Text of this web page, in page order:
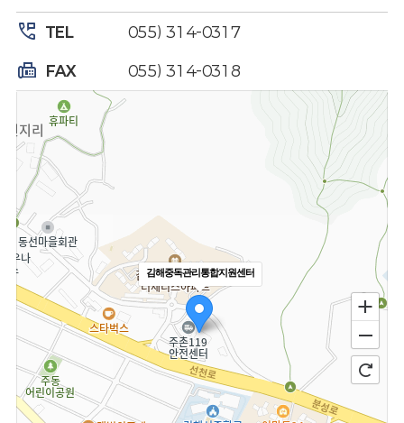
perm_phone_msg TEL 055) 314-0317
fax FAX 055) 314-0318
김해중독관리통합지원센터